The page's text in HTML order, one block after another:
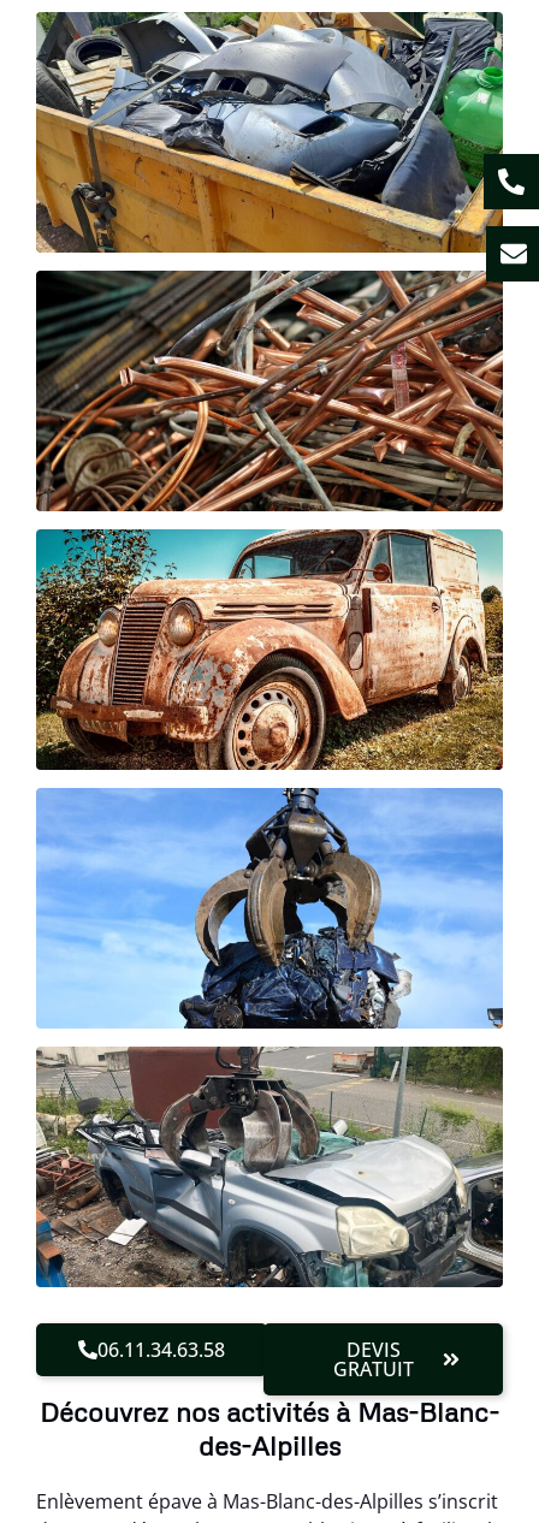
06.11.34.63.58 DEVIS
GRATUIT
Découvrez nos activités à Mas-Blanc-
des-Alpilles
Enlèvement épave à Mas-Blanc-des-Alpilles s’inscrit